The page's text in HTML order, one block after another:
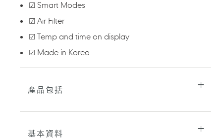
☑ Smart Modes
☑ Air Filter
☑ Temp and time on display
☑ Made in Korea
產品包括
基本資料